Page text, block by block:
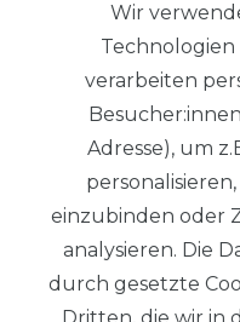
Wir
verarbeiten
Adresse), um
einzubinden oder
analysieren. Die
durch gesetzte
Daten­schutz­
erklärung
AGB